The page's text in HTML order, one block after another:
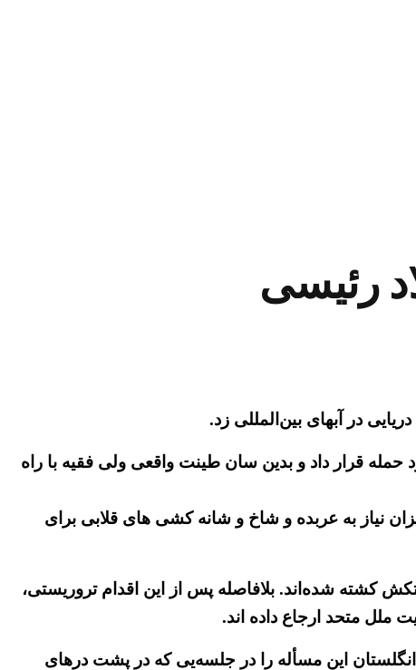
رئیسی
در آبهای بین‌المللی زد.
قرار داد و بدین سان طینت واقعی ولی فقیه با راه
نیاز به عربده و شاخ و شانه کشی های قلابی برای
کشته شده‌اند. بلافاصله پس از این اقدام تروریستی،
ملل متحد ارجاع داده اند.
این مسأله را در جلسه‌یی که در پشت درهای